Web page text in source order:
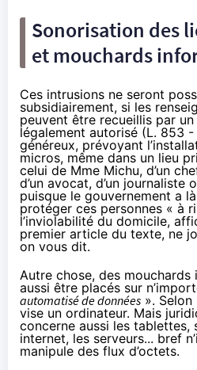
Sonorisation des
et mouchards
Ces intrusions ne seront
subsidiairement, si les
peuvent être recueillis par
légalement autorisé (L. 853
généreux, prévoyant
micros, même dans un lieu
celui de Mme Michu, d’un
d’un avocat, d’un journaliste
puisque le gouvernement a
protéger ces personnes « à
l’inviolabilité du domicile,
premier article du texte, ne
on vous dit.
Autre chose, des
aussi être placés sur
automatisé dedonnées ».
vise un ordinateur. Mais
concerne aussi les tablettes,
internet, les serveurs... bref
manipule des flux d’octets.